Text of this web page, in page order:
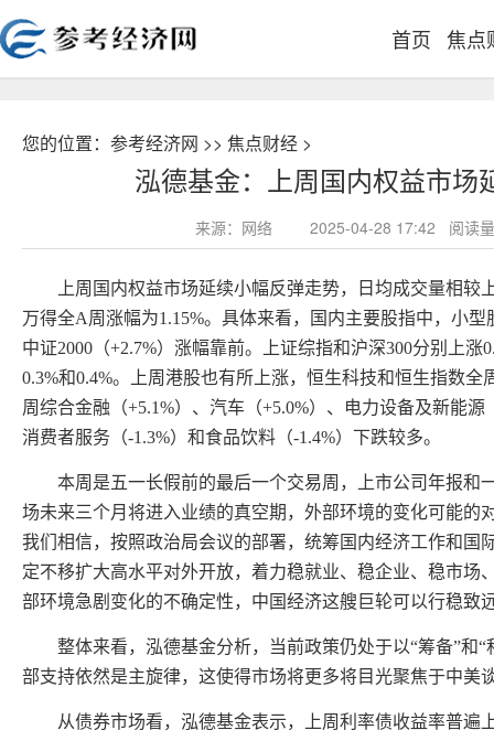
首页 焦点
您的位置： 参考经济网 >> 焦点财经 >
泓德基金：上周国内权益市场
来源：网络 2025-04-28 17:42 阅读
上周国内权益市场延续小幅反弹走势，日均成交量相较
万得全A周涨幅为1.15%。具体来看，国内主要股指中，小型
中证2000（+2.7%）涨幅靠前。上证综指和沪深300分别上涨
0.3%和0.4%。上周港股也有所上涨，恒生科技和恒生指数全
周综合金融（+5.1%）、汽车（+5.0%）、电力设备及新能
消费者服务（-1.3%）和食品饮料（-1.4%）下跌较多。
本周是五一长假前的最后一个交易周，上市公司年报和
场未来三个月将进入业绩的真空期，外部环境的变化可能的
我们相信，按照政治局会议的部署，统筹国内经济工作和国
定不移扩大高水平对外开放，着力稳就业、稳企业、稳市场
部环境急剧变化的不确定性，中国经济这艘巨轮可以行稳致
整体来看，泓德基金分析，当前政策仍处于以“筹备”和
部支持依然是主旋律，这使得市场将更多将目光聚焦于中美
从债券市场看，泓德基金表示，上周利率债收益率普遍